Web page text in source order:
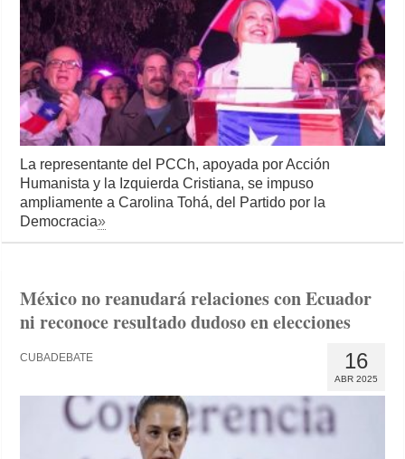
La representante del PCCh, apoyada por Acción
Humanista y la Izquierda Cristiana, se impuso
ampliamente a Carolina Tohá, del Partido por la
Democracia»
México no reanudará relaciones con Ecuador
ni reconoce resultado dudoso en elecciones
16
ABR 2025
CUBADEBATE